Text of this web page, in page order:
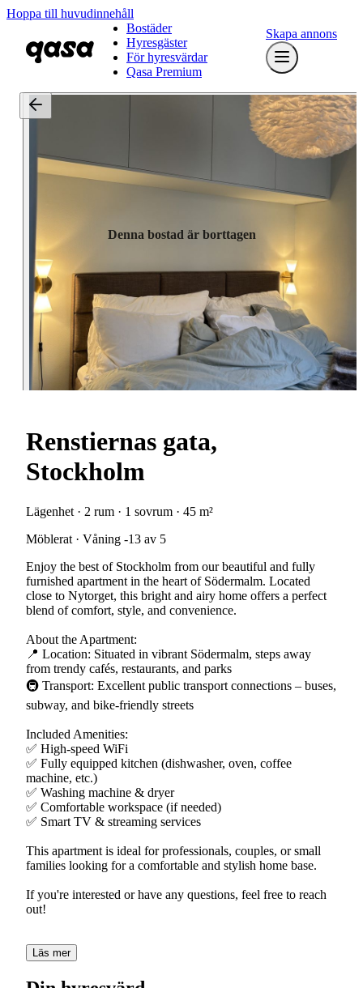
Hoppa till huvudinnehåll
Bostäder
Hyresgäster
För hyresvärdar
Qasa Premium
Skapa annons
Denna bostad är borttagen
Renstiernas gata,
Stockholm
Lägenhet · 2 rum · 1 sovrum · 45 m²
Möblerat · Våning -13 av 5
Enjoy the best of Stockholm from our beautiful and fully
furnished apartment in the heart of Södermalm. Located
close to Nytorget, this bright and airy home offers a perfect
blend of comfort, style, and convenience.
About the Apartment:
📍 Location: Situated in vibrant Södermalm, steps away
from trendy cafés, restaurants, and parks
🚇 Transport: Excellent public transport connections – buses,
subway, and bike-friendly streets
Included Amenities:
✅ High-speed WiFi
✅ Fully equipped kitchen (dishwasher, oven, coffee
machine, etc.)
✅ Washing machine & dryer
✅ Comfortable workspace (if needed)
✅ Smart TV & streaming services
This apartment is ideal for professionals, couples, or small
families looking for a comfortable and stylish home base.
If you're interested or have any questions, feel free to reach
out!
Läs mer